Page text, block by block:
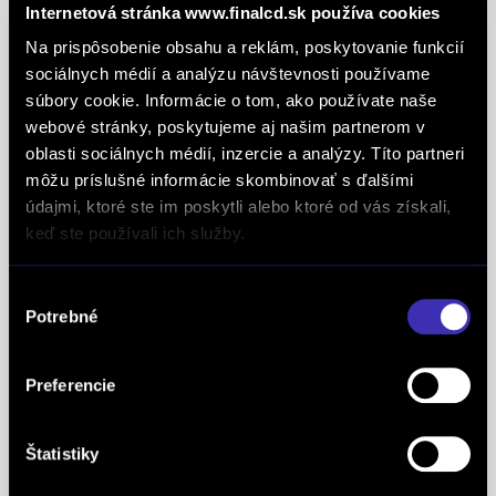
Internetová stránka www.finalcd.sk používa cookies
Na prispôsobenie obsahu a reklám, poskytovanie funkcií
sociálnych médií a analýzu návštevnosti používame
súbory cookie. Informácie o tom, ako používate naše
webové stránky, poskytujeme aj našim partnerom v
oblasti sociálnych médií, inzercie a analýzy. Títo partneri
môžu príslušné informácie skombinovať s ďalšími
údajmi, ktoré ste im poskytli alebo ktoré od vás získali,
keď ste používali ich služby.
súhlasu
Potrebné
Preferencie
Štatistiky
medzinárodne uznávanou známkou obchodnej
kvality a vyhodnocuje sa na základe rovnakej
analytickej metodiky pre všetky európske trhy.
Spoločnosť FINAL-CD získala aj prestížny titul
Superbrands, už tretí rok po sebe. Medzi
Superbrands spoločnosti sme sa zaradili v rokoch
2021, 2022 a aj 2023. Je najuznávanejšou
globálnou autoritou v oblasti hodnotenia a
oceňovania obchodných značiek a znakom
špeciálneho postavenia a uznania vynikajúcej
pozície značky na lokálnom trhu. Na základe
jednotných kritérií a metód každoročne oceňuje
najlepšie z najlepších značiek v takmer 90
krajinách na piatich kontinentoch FINAL-CD ako
Európe získal už 5x prestížne ocenenie Peugeot